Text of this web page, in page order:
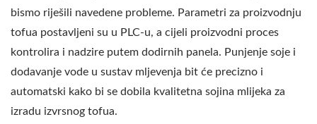
MAŠINA ZA TOFU,
VEGANSKA MAŠINA ZA
MESO, LINIJA ZA
PROIZVODNJU
bismo riješili navedene probleme. Parametri za proizvodnju
tofua postavljeni su u PLC-u, a cijeli proizvodni proces
kontrolira i nadzire putem dodirnih panela. Punjenje soje i
dodavanje vode u sustav mljevenja bit će precizno i
automatski kako bi se dobila kvalitetna sojina mlijeka za
izradu izvrsnog tofua.